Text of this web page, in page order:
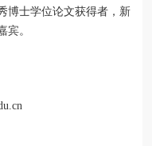
博士学位论文获得者，新
宾。